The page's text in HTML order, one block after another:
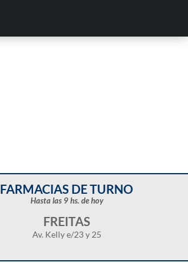
FARMACIAS DE TURNO
Hasta las 9 hs. de hoy
FREITAS
Av. Kelly e/23 y 25